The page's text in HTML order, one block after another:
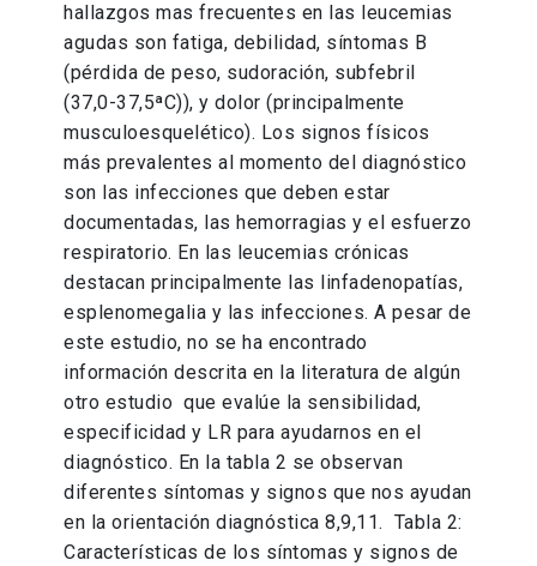
hallazgos mas frecuentes en las leucemias
agudas son fatiga, debilidad, síntomas B
(pérdida de peso, sudoración, subfebril
(37,0-37,5ªC)), y dolor (principalmente
musculoesquelético). Los signos físicos
más prevalentes al momento del diagnóstico
son las infecciones que deben estar
documentadas, las hemorragias y el esfuerzo
respiratorio. En las leucemias crónicas
destacan principalmente las linfadenopatías,
esplenomegalia y las infecciones. A pesar de
este estudio, no se ha encontrado
información descrita en la literatura de algún
otro estudio que evalúe la sensibilidad,
especificidad y LR para ayudarnos en el
diagnóstico. En la tabla 2 se observan
diferentes síntomas y signos que nos ayudan
en la orientación diagnóstica 8,9,11. Tabla 2:
Características de los síntomas y signos de